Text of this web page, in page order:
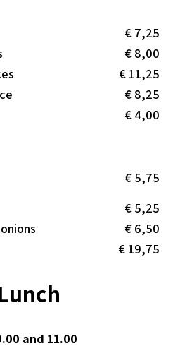
€ 7,25
€ 8,00
€ 11,25
€ 8,25
€ 4,00
€ 5,75
€ 5,25
€ 6,50
€ 19,75
and 11.00